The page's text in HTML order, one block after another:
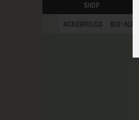
Shop
Ackerpulco Bio-